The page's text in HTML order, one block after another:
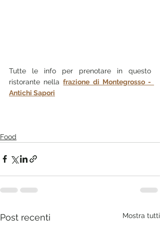
Tutte le info per prenotare in questo
ristorante nella frazione di Montegrosso -
Antichi Sapori
Food
Post recenti Mostra tutti